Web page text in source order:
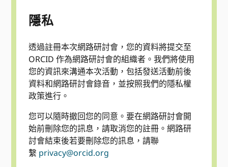
隱私
透過註冊本次網路研討會，您的資料將提交至
ORCID 作為網路研討會的組織者。我們將使用
您的資訊來溝通本次活動，包括發送活動前後
資料和網路研討會錄音，並按照我們的隱私權
政策進行。
您可以隨時撤回您的同意。要在網路研討會開
始前刪除您的訊息，請取消您的註冊。網路研
討會結束後若要刪除您的訊息，請聯
繫 privacy@orcid.org